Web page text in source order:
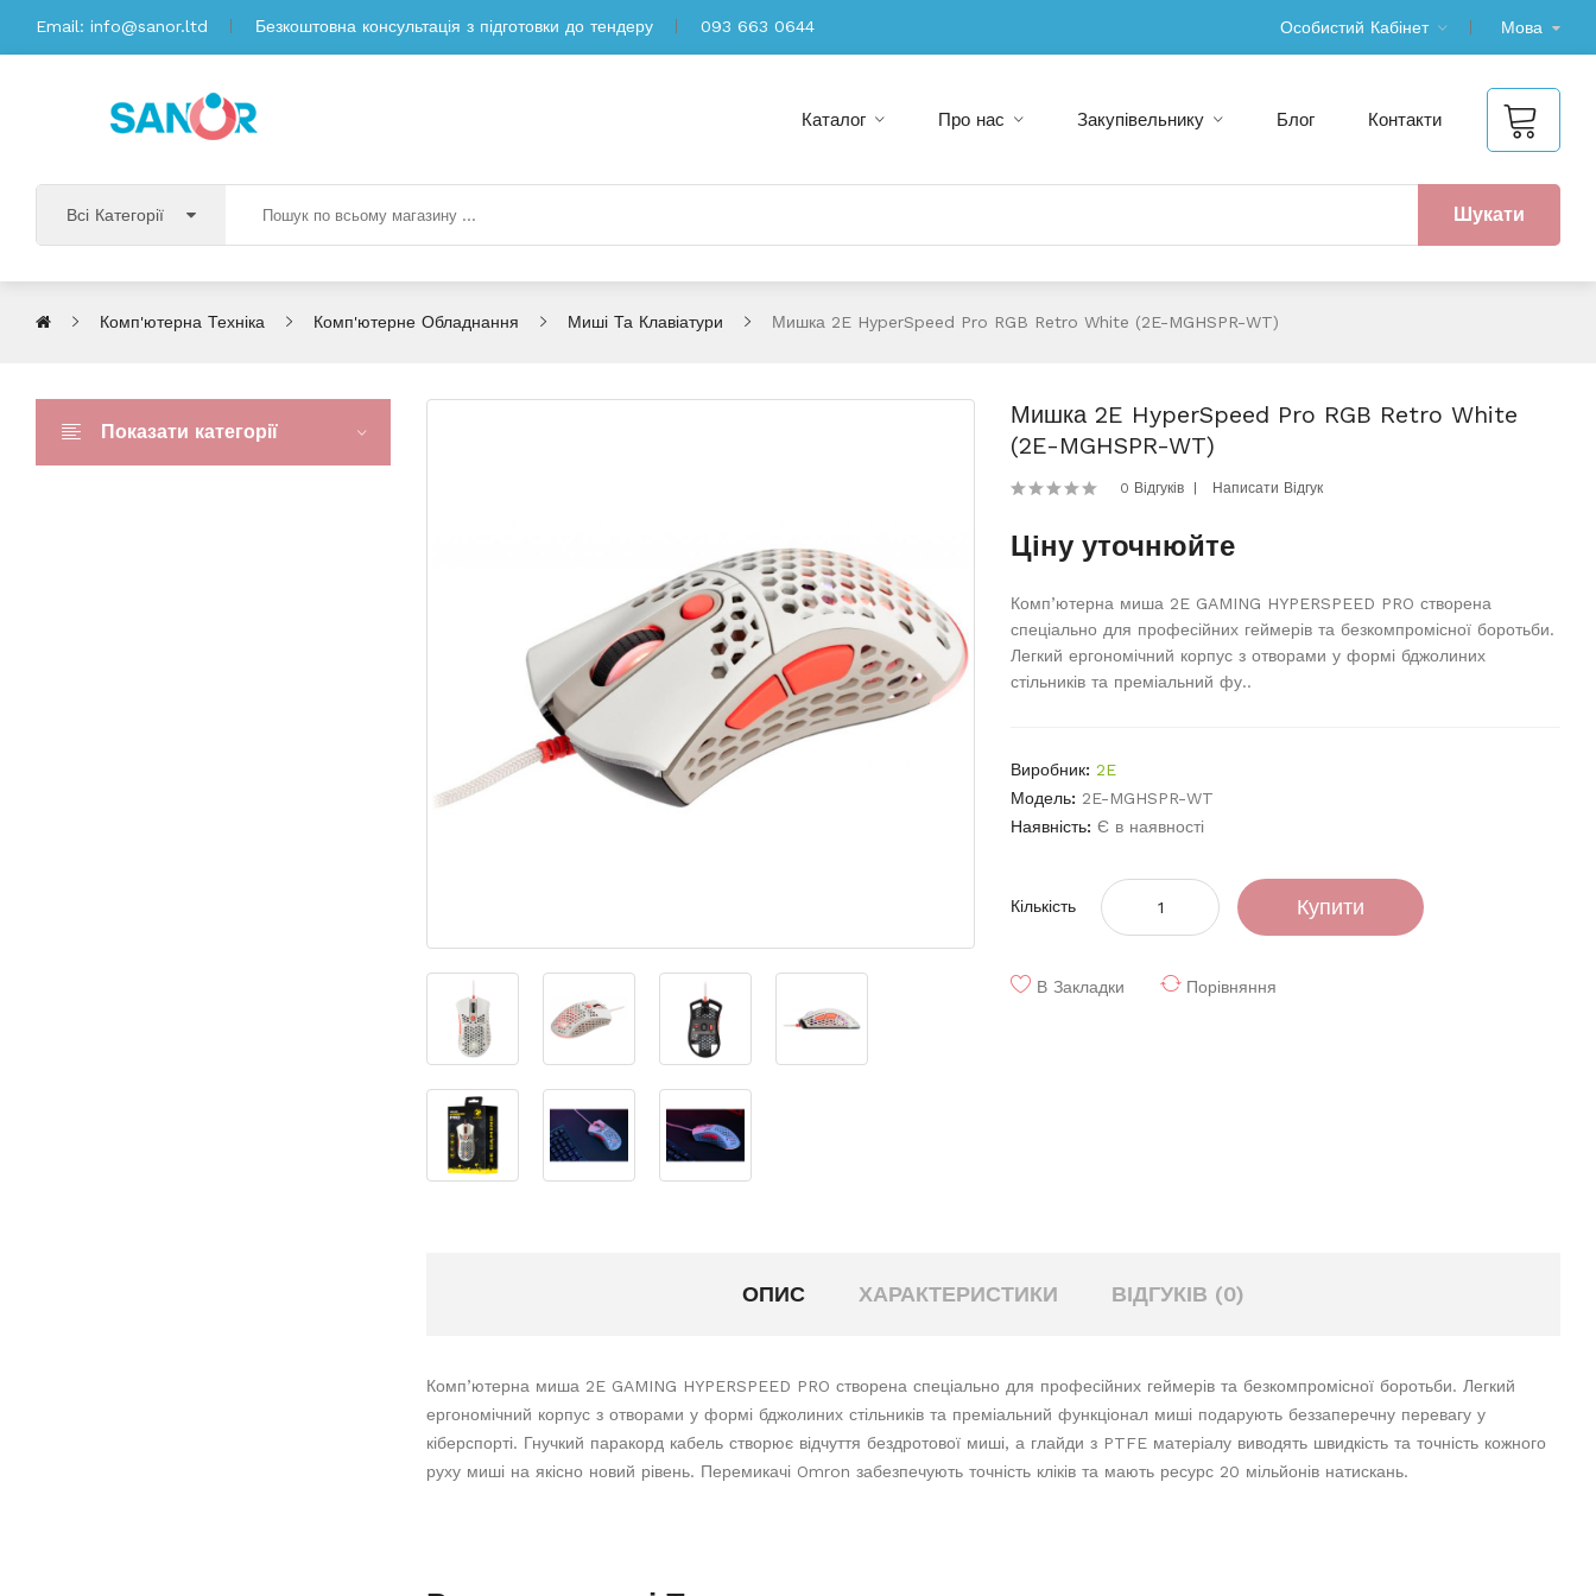
Email: info@sanor.ltd Безкоштовна консультація з підготовки до тендеру 093 663 0644 Особистий Кабінет Мова
Каталог Про нас Закупівельнику Блог Контакти
Всі Категорії Шукати
Комп'ютерна Техніка Комп'ютерне Обладнання Миші Та Клавіатури Мишка 2E HyperSpeed Pro RGB Retro White (2E-MGHSPR-WT)
Показати категорії
Мишка 2E HyperSpeed Pro RGB Retro White
(2E-MGHSPR-WT)
0 Відгуків Написати Відгук
Ціну уточнюйте
Комп’ютерна миша 2E GAMING HYPERSPEED PRO створена
спеціально для професійних геймерів та безкомпромісної боротьби.
Легкий ергономічний корпус з отворами у формі бджолиних
стільників та преміальний фу..
Виробник:2E
Модель: 2E-MGHSPR-WT
Наявність:Є в наявності
Кількість Купити
В Закладки Порівняння
ОПИС ХАРАКТЕРИСТИКИ ВІДГУКІВ (0)
Комп’ютерна миша 2E GAMING HYPERSPEED PRO створена спеціально для професійних геймерів та безкомпромісної боротьби. Легкий
ергономічний корпус з отворами у формі бджолиних стільників та преміальний функціонал миші подарують беззаперечну перевагу у
кіберспорті. Гнучкий паракорд кабель створює відчуття бездротової миші, а глайди з PTFE матеріалу виводять швидкість та точність кожного
руху миші на якісно новий рівень. Перемикачі Omron забезпечують точність кліків та мають ресурс 20 мільйонів натискань.